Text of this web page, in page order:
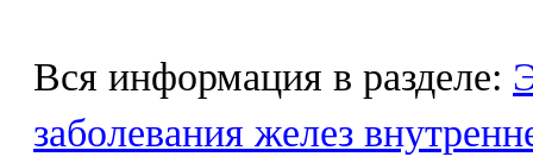
Вся информация в разделе:
заболевания желез